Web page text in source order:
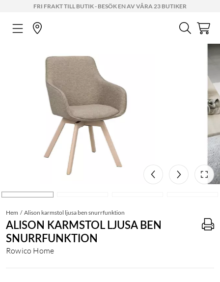
FRI FRAKT TILL BUTIK - BESÖK EN AV VÅRA 23 BUTIKER
Hem Alison karmstol ljusa ben snurrfunktion
ALISON KARMSTOL LJUSA BEN
SNURRFUNKTION
Rowico Home